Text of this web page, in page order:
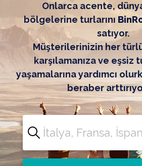
Onlarca acente,
bölgelerine turlarını
satıyor.
Müşterilerinizin her
karşılamanıza ve eşsiz
yaşamalarına yardımcı
beraber